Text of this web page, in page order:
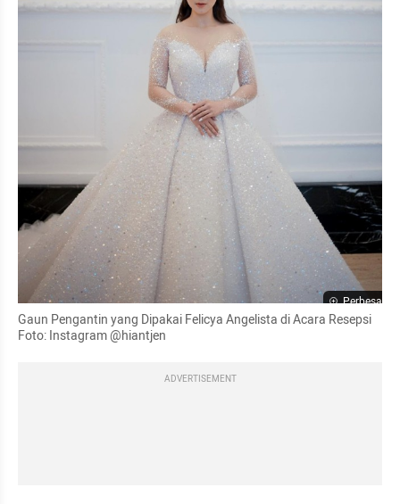
Perbesar
Gaun Pengantin yang Dipakai Felicya Angelista di Acara Resepsi
Foto: Instagram @hiantjen
ADVERTISEMENT